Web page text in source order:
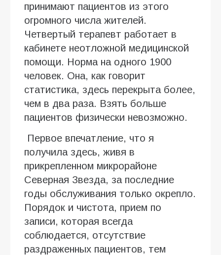
принимают пациентов из этого
огромного числа жителей.
Четвертый терапевт работает в
кабинете неотложной медицинской
помощи. Норма на одного 1900
человек. Она, как говорит
статистика, здесь перекрыта более,
чем в два раза. Взять больше
пациентов физически невозможно.
Первое впечатление, что я
получила здесь, живя в
прикрепленном микрорайоне
Северная Звезда, за последние
годы обслуживания только окрепло.
Порядок и чистота, прием по
записи, которая всегда
соблюдается, отсутствие
раздраженных пациентов, тем